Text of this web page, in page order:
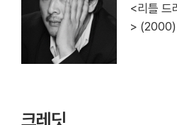
<리틀
> (2000)
크레딧